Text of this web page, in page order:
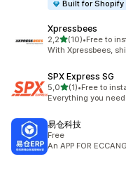
Built for Shopify
Xpressbees
2,2/ 5 tähteä
(10)
10 arvostelua
•Free to
With Xpressbees,
SPX Express SG
5,0/ 5 tähteä
(1)
1 arvostelua
•Free to
Everything you
易仓科技
Free
An APP FOR